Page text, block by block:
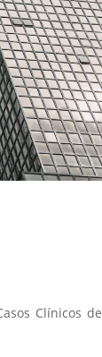
Clínicos de